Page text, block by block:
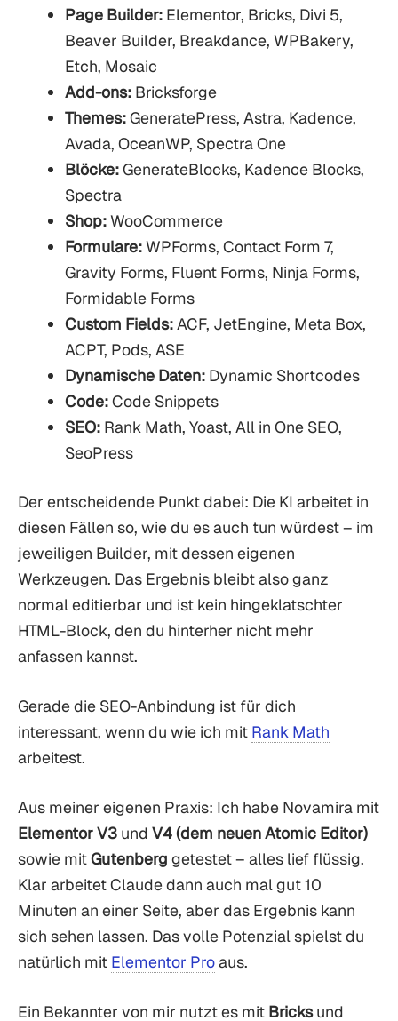
Page Builder: Elementor, Bricks, Divi 5,
Beaver Builder, Breakdance, WPBakery,
Etch, Mosaic
Add-ons: Bricksforge
Themes:GeneratePress, Astra, Kadence,
Avada, OceanWP, Spectra One
Blöcke:GenerateBlocks, Kadence Blocks,
Spectra
Shop:WooCommerce
Formulare:WPForms, Contact Form 7,
Gravity Forms, Fluent Forms, Ninja Forms,
Formidable Forms
Custom Fields:ACF, JetEngine, Meta Box,
ACPT, Pods, ASE
Dynamische Daten: Dynamic Shortcodes
Code:Code Snippets
SEO: Rank Math, Yoast, All in One SEO,
SeoPress
Der entscheidende Punkt dabei: Die KI arbeitet in
diesen Fällen so, wie du es auch tun würdest – im
jeweiligen Builder, mit dessen eigenen
Werkzeugen. Das Ergebnis bleibt also ganz
normal editierbar und ist kein hingeklatschter
HTML-Block, den du hinterher nicht mehr
anfassen kannst.
Gerade die SEO-Anbindung ist für dich
interessant, wenn du wie ich mit Rank Math
arbeitest.
Aus meiner eigenen Praxis: Ich habe Novamira mit
Elementor V3 und V4 (dem neuen Atomic Editor)
sowie mitGutenberg getestet – alles lief flüssig.
Klar arbeitet Claude dann auch mal gut 10
Minuten an einer Seite, aber das Ergebnis kann
sich sehen lassen. Das volle Potenzial spielst du
natürlich mit Elementor Proaus.
Ein Bekannter von mir nutzt es mit Bricksund